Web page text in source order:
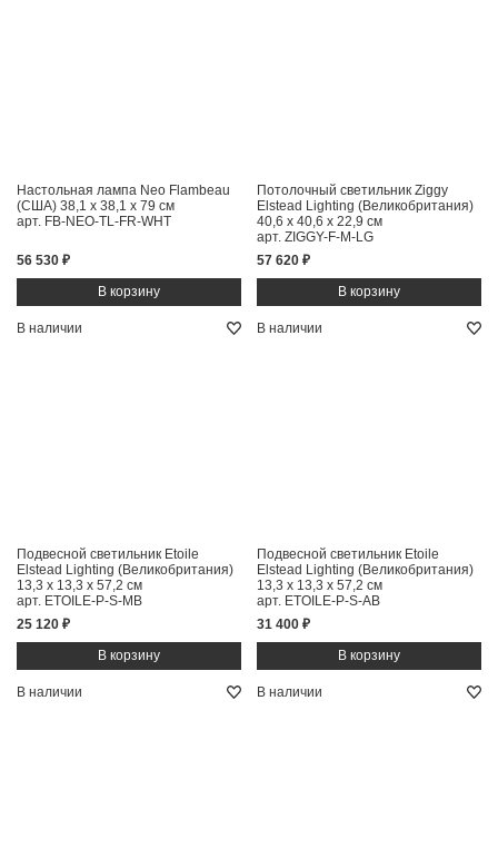
Настольная лампа Neo Flambeau
(США) 38,1 x 38,1 x 79 см
арт. FB-NEO-TL-FR-WHT
56 530 ₽
Потолочный светильник Ziggy
Elstead Lighting (Великобритания)
40,6 x 40,6 x 22,9 см
арт. ZIGGY-F-M-LG
57 620 ₽
В наличии
Подвесной светильник Etoile
Elstead Lighting (Великобритания)
13,3 x 13,3 x 57,2 см
арт. ETOILE-P-S-MB
25 120 ₽
В наличии
Подвесной светильник Etoile
Elstead Lighting (Великобритания)
13,3 x 13,3 x 57,2 см
арт. ETOILE-P-S-AB
31 400 ₽
В наличии В наличии